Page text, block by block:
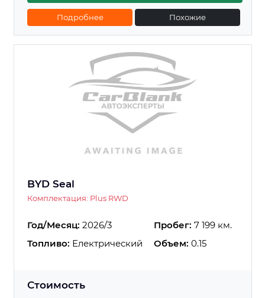
Подробнее Похожие
BYD Seal
Комплектация: Plus RWD
Год/Месяц: 2026/3 Пробег: 7 199 км.
Топливо: Електрический Объем: 0.15
Стоимость